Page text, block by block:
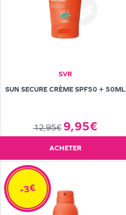
SVR
SUN SECURE CRÈME SPF50 + 50ML
12,95€ 9,95€
ACHETER
-3€